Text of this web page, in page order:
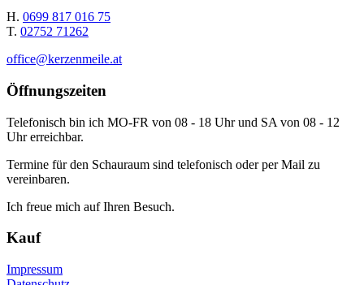
H. 0699 817 016 75
T. 02752 71262
office@kerzenmeile.at
Öffnungszeiten
Telefonisch bin ich MO-FR von 08 - 18 Uhr und SA von 08 - 12
Uhr erreichbar.
Termine für den Schauraum sind telefonisch oder per Mail zu
vereinbaren.
Ich freue mich auf Ihren Besuch.
Kauf
Impressum